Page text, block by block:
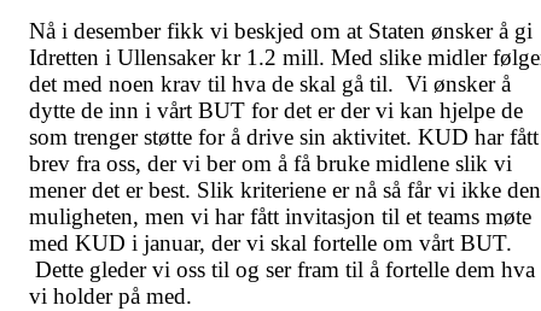
Nå i desember fikk vi beskjed om at Staten ønsker å gi
Idretten i Ullensaker kr 1.2 mill. Med slike midler
det med noen krav til hva de skal gå til. Vi ønsker å
dytte de inn i vårt BUT for det er der vi kan hjelpe de
som trenger støtte for å drive sin aktivitet. KUD har fått
brev fra oss, der vi ber om å få bruke midlene slik vi
mener det er best. Slik kriteriene er nå så får vi ikke den
muligheten, men vi har fått invitasjon til et teams møte
med KUD i januar, der vi skal fortelle om vårt BUT.
Dette gleder vi oss til og ser fram til å fortelle dem hva
vi holder på med.